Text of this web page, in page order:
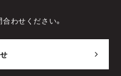
わせください。